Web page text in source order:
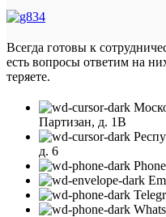
Всегда готовы к
есть вопросы ответим на
теряете.
Партизан, д. 1В
д. 6